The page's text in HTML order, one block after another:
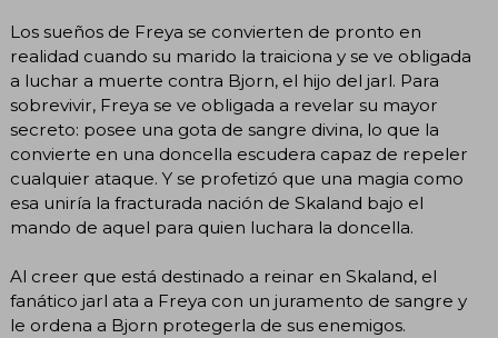
Los sueños de Freya se convierten de pronto en
realidad cuando su marido la traiciona y se ve obligada
a luchar a muerte contra Bjorn, el hijo del jarl. Para
sobrevivir, Freya se ve obligada a revelar su mayor
secreto: posee una gota de sangre divina, lo que la
convierte en una doncella escudera capaz de repeler
cualquier ataque. Y se profetizó que una magia como
esa uniría la fracturada nación de Skaland bajo el
mando de aquel para quien luchara la doncella.
Al creer que está destinado a reinar en Skaland, el
fanático jarl ata a Freya con un juramento de sangre y
le ordena a Bjorn protegerla de sus enemigos.